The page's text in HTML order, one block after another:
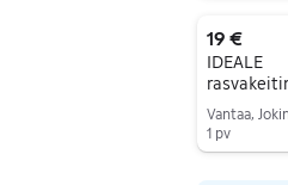
19 €
IDEALE
1 pv